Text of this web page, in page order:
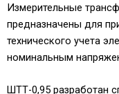
Измерительные
предназначены для
технического учета
номинальным
ШТТ-0,95 разработан